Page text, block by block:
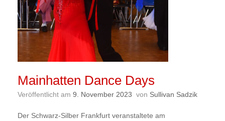
Mainhatten Dance Days
Veröffentlicht am 9. November 2023 von Sullivan Sadzik
Der Schwarz-Silber Frankfurt veranstaltete am